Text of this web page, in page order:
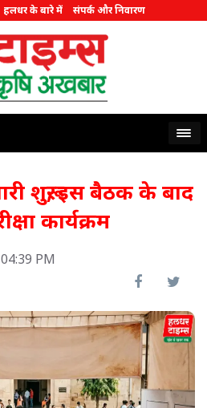
हलधर के बारे में संपर्क और निवारण
शुरू, इस बैठक के बाद
कार्यक्रम
PM